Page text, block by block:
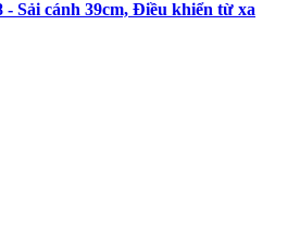
- Sải cánh 39cm, Điều khiển từ xa